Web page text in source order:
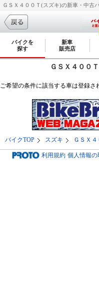
バイクを
探す
新車
販売店
ＧＳＸ４００
ご希望の条件に該当する車は登録さ
バイクTOP スズキ ＧＳＸ
利用規約 個人情報の